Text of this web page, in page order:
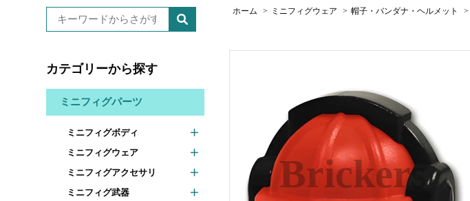
カテゴリーから探す
ミニフィグパーツ
ミニフィグボディ
ミニフィグウェア
ミニフィグアクセサリ
ミニフィグ武器
ホーム > ミニフィグウェア > 帽子・バンダナ・ヘルメット >